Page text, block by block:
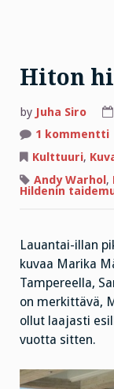
Hiton
by Juha Siro
1 kommentti
Kulttuuri,
Andy Warhol,
Hildenin
Lauantai-illan
kuvaa Marika
Tampereella,
on merkittävä,
ollut laajasti
vuotta sitten.